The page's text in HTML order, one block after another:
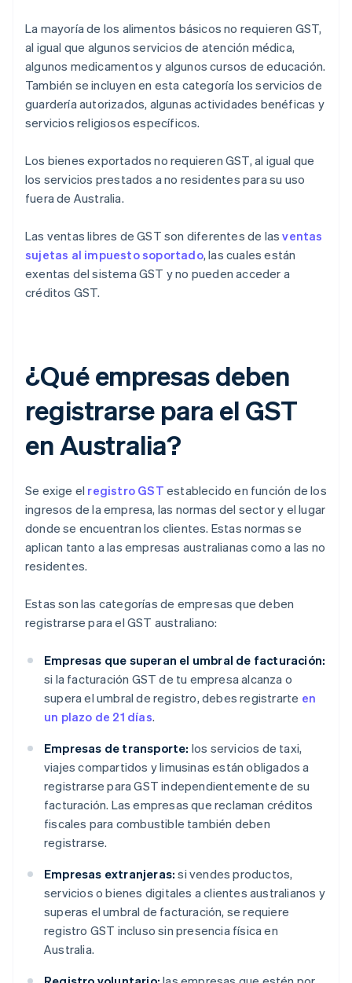
La mayoría de los alimentos básicos no requieren GST,
al igual que algunos servicios de atención médica,
algunos medicamentos y algunos cursos de educación.
También se incluyen en esta categoría los servicios de
guardería autorizados, algunas actividades benéficas y
servicios religiosos específicos.
Los bienes exportados no requieren GST, al igual que
los servicios prestados a no residentes para su uso
fuera de Australia.
Las ventas libres de GST son diferentes de lasventas
sujetas al impuesto soportado, las cuales están
exentas del sistema GST y no pueden acceder a
créditos GST.
¿Qué empresas deben
registrarse para el GST
en Australia?
Se exige el registro GST establecido en función de los
ingresos de la empresa, las normas del sector y el lugar
donde se encuentran los clientes. Estas normas se
aplican tanto a las empresas australianas como a las no
residentes.
Estas son las categorías de empresas que deben
registrarse para el GST australiano:
Empresas que superan el umbral de facturación:
si la facturación GST de tu empresa alcanza o
supera el umbral de registro, debes registrarte en
un plazo de 21 días.
Empresas de transporte: los servicios de taxi,
viajes compartidos y limusinas están obligados a
registrarse para GST independientemente de su
facturación. Las empresas que reclaman créditos
fiscales para combustible también deben
registrarse.
Empresas extranjeras: si vendes productos,
servicios o bienes digitales a clientes australianos y
superas el umbral de facturación, se requiere
registro GST incluso sin presencia física en
Australia.